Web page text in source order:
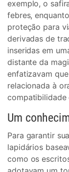
exemplo, o
febres,
proteção para
derivadas de
inseridas em
distante da
enfatizavam
relacionada à
compatibilidade
Um
Para garantir
lapidários
como os